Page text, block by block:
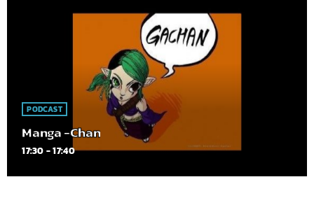
PODCAST
Manga -Chan
17:30 - 17:40